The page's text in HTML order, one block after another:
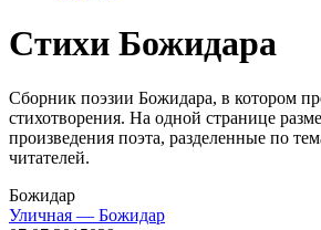
Стихи Божидара
Сборник поэзии Божидара, в котором
стихотворения. На одной странице
произведения поэта, разделенные по
читателей.
Божидар
Уличная — Божидар